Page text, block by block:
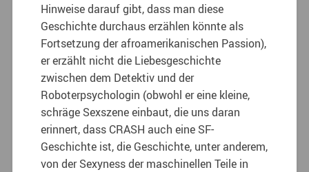
Hinweise darauf gibt, dass man diese
Geschichte durchaus erzählen könnte als
Fortsetzung der afroamerikanischen Passion),
er erzählt nicht die Liebesgeschichte
zwischen dem Detektiv und der
Roboterpsychologin (obwohl er eine kleine,
schräge Sexszene einbaut, die uns daran
erinnert, dass CRASH auch eine SF-
Geschichte ist, die Geschichte, unter anderem,
von der Sexyness der maschinellen Teile in